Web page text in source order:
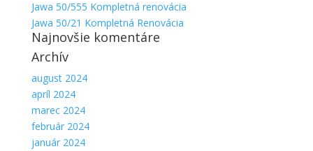
Jawa 50/555 Kompletná renovácia
Jawa 50/21 Kompletná Renovácia
Najnovšie komentáre
Archív
august 2024
apríl 2024
marec 2024
február 2024
január 2024